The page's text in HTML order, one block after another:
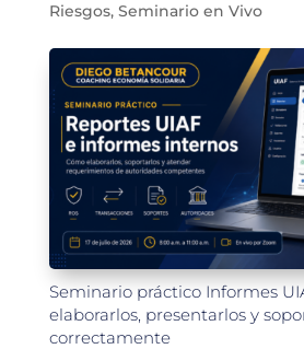
Riesgos, Seminario en Vivo
Seminario práctico Informes
elaborarlos, presentarlos y
correctamente